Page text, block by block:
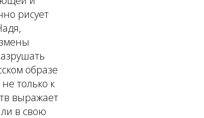
рисует
образе
только к
выражает
в свою